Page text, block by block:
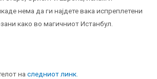
нема да ги најдете вака испреплетени
како во магичниот Истанбул.
на следниот линк.